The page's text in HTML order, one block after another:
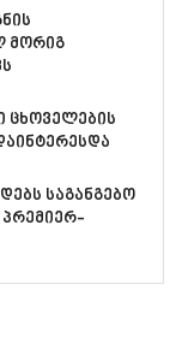
მორიგ
ცხოველების
საგანგებო